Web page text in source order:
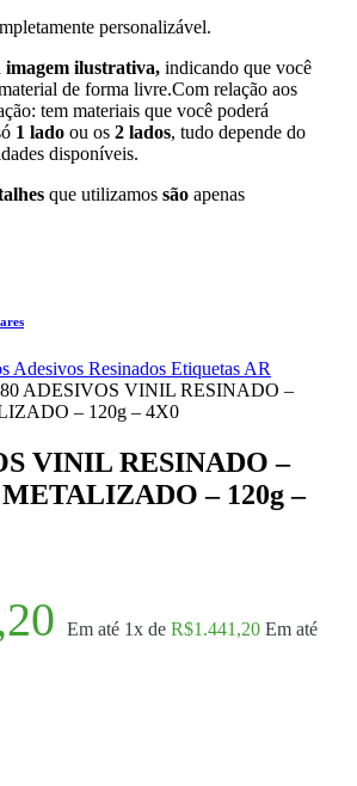
personalizável.
imagem ilustrativa, indicando que você
de forma livre.Com relação aos
tem materiais que você poderá
1 lado ou os 2 lados, tudo depende do
disponíveis.
que utilizamos são apenas
Adesivos Resinados Etiquetas AR
ADESIVOS VINIL RESINADO –
– 120g – 4X0
VINIL RESINADO –
– 120g –
Em até 1x de R$1.441,20 Em até